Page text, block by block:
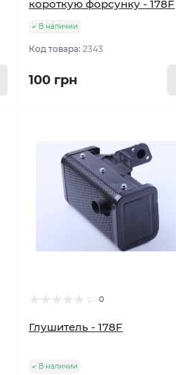
короткую форсунку - 178F
В наличии
Код товара:2343
100 грн
0
Глушитель - 178F
В наличии